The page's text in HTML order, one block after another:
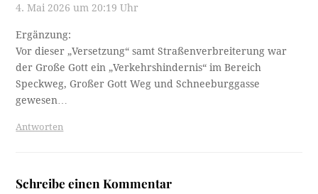
4. Mai 2026 um 20:19 Uhr
Ergänzung:
Vor dieser „Versetzung“ samt Straßenverbreiterung war
der Große Gott ein „Verkehrshindernis“ im Bereich
Speckweg, Großer Gott Weg und Schneeburggasse
gewesen…
Antworten
Schreibe einen Kommentar